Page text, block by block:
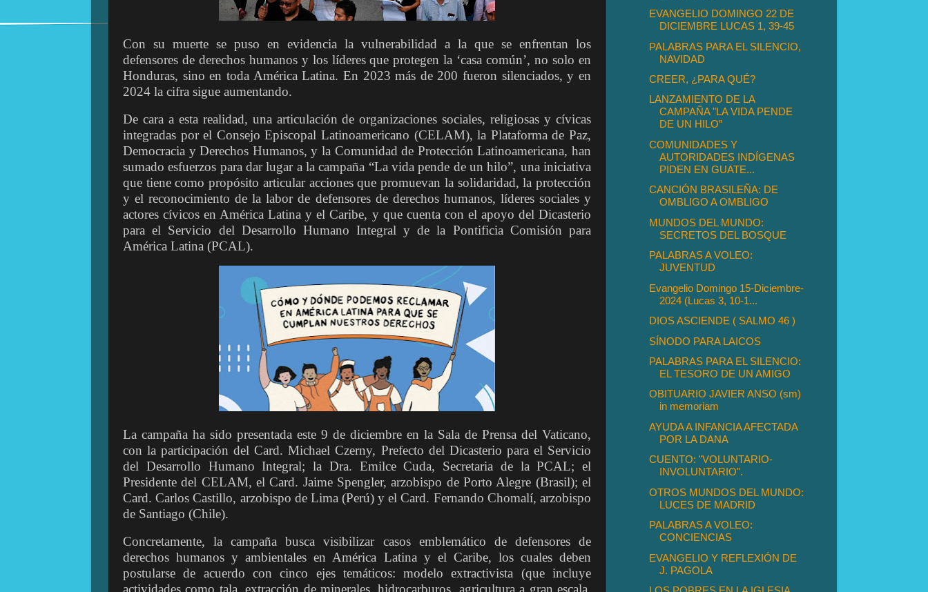
Con su muerte se puso en evidencia la vulnerabilidad a la que se enfrentan los
defensores de derechos humanos y los líderes que protegen la ‘casa común’, no solo en
Honduras, sino en toda América Latina. En 2023 más de 200 fueron silenciados, y en
2024 la cifra sigue aumentando.
De cara a esta realidad, una articulación de organizaciones sociales, religiosas y cívicas
integradas por el Consejo Episcopal Latinoamericano (CELAM), la Plataforma de Paz,
Democracia y Derechos Humanos, y la Comunidad de Protección Latinoamericana, han
sumado esfuerzos para dar lugar a la campaña “La vida pende de un hilo”, una iniciativa
que tiene como propósito articular acciones que promuevan la solidaridad, la protección
y el reconocimiento de la labor de defensores de derechos humanos, líderes sociales y
actores cívicos en América Latina y el Caribe, y que cuenta con el apoyo del Dicasterio
para el Servicio del Desarrollo Humano Integral y de la Pontificia Comisión para
América Latina (PCAL).
La campaña ha sido presentada este 9 de diciembre en la Sala de Prensa del Vaticano,
con la participación del Card. Michael Czerny, Prefecto del Dicasterio para el Servicio
del Desarrollo Humano Integral; la Dra. Emilce Cuda, Secretaria de la PCAL; el
Presidente del CELAM, el Card. Jaime Spengler, arzobispo de Porto Alegre (Brasil); el
Card. Carlos Castillo, arzobispo de Lima (Perú) y el Card. Fernando Chomalí, arzobispo
de Santiago (Chile).
Concretamente, la campaña busca visibilizar casos emblemático de defensores de
derechos humanos y ambientales en América Latina y el Caribe, los cuales deben
postularse de acuerdo con cinco ejes temáticos: modelo extractivista (que incluye
actividades como tala, extracción de minerales, hidrocarburos, agricultura a gran escala,
EVANGELIO DOMINGO 22 DE
DICIEMBRE LUCAS 1, 39-45
PALABRAS PARA EL SILENCIO,
NAVIDAD
CREER, ¿PARA QUÉ?
LANZAMIENTO DE LA
CAMPAÑA "LA VIDA PENDE
DE UN HILO”
COMUNIDADES Y
AUTORIDADES INDÍGENAS
PIDEN EN GUATE...
CANCIÓN BRASILEÑA: DE
OMBLIGO A OMBLIGO
MUNDOS DEL MUNDO:
SECRETOS DEL BOSQUE
PALABRAS A VOLEO:
JUVENTUD
Evangelio Domingo 15-Diciembre-
2024 (Lucas 3, 10-1...
DIOS ASCIENDE ( SALMO 46 )
SÍNODO PARA LAICOS
PALABRAS PARA EL SILENCIO:
EL TESORO DE UN AMIGO
OBITUARIO JAVIER ANSO (sm)
in memoriam
AYUDA A INFANCIA AFECTADA
POR LA DANA
CUENTO: "VOLUNTARIO-
INVOLUNTARIO".
OTROS MUNDOS DEL MUNDO:
LUCES DE MADRID
PALABRAS A VOLEO:
CONCIENCIAS
EVANGELIO Y REFLEXIÓN DE
J. PAGOLA